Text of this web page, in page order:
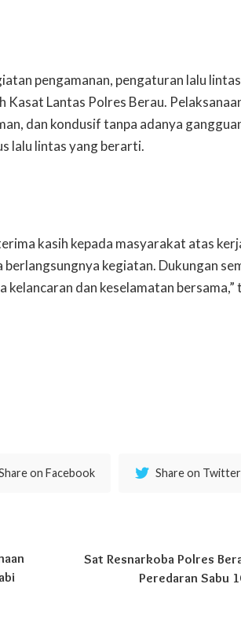
pengamanan, pengaturan lalu
Kasat Lantas Polres Berau.
dan kondusif tanpa adanya
lalu lintas yang berarti.
kasih kepada masyarakat atas
kegiatan. Dukungan
dan keselamatan bersama,”
on Facebook Share on Twitter
Sat Resnarkoba Polres
Peredaran Sabu